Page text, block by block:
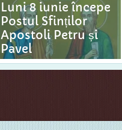
Luni 8 iunie începe
Postul Sfinților
Apostoli Petru și
Pavel